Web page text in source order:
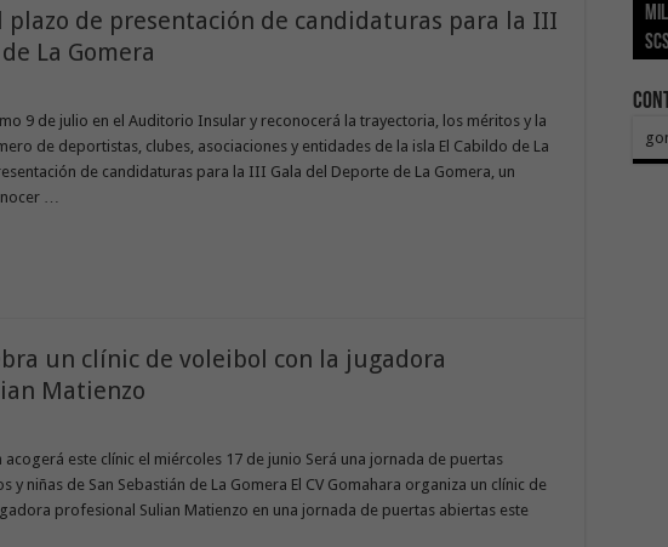
plazo de presentación de candidaturas para la III
La Gomera
9 de julio en el Auditorio Insular y reconocerá la trayectoria, los méritos y la
de deportistas, clubes, asociaciones y entidades de la isla El Cabildo de La
de candidaturas para la III Gala del Deporte de La Gomera, un
…
un clínic de voleibol con la jugadora
Matienzo
acogerá este clínic el miércoles 17 de junio Será una jornada de puertas
y niñas de San Sebastián de La Gomera El CV Gomahara organiza un clínic de
profesional Sulian Matienzo en una jornada de puertas abiertas este
SCS